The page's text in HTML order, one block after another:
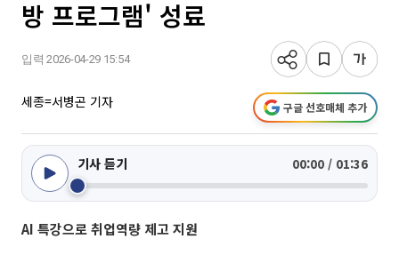
방 프로그램' 성료
입력 2026-04-29 15:54
세종=서병곤 기자 구글 선호매체 추가
기사 듣기 00:00 / 01:36
AI 특강으로 취업역량 제고 지원